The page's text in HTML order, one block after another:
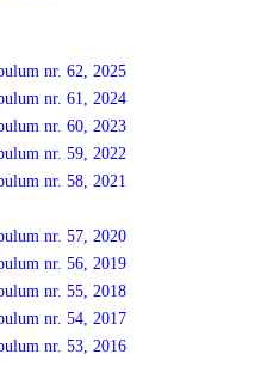
nr. 62, 2025
nr. 61, 2024
nr. 60, 2023
nr. 59, 2022
nr. 58, 2021
nr. 57, 2020
nr. 56, 2019
nr. 55, 2018
nr. 54, 2017
nr. 53, 2016